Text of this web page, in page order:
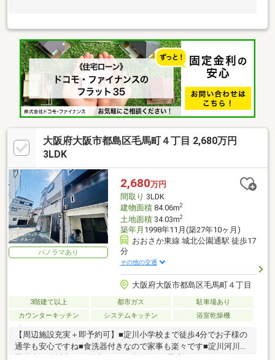
大阪府大阪市都島区毛馬町４丁目 2,680万円
3LDK
パノラマあり
2,680万円
間取り 3LDK
建物面積84.06m2
土地面積34.03m2
築年月 1998年11月(築27年10ヶ月)
おおさか東線 城北公園通駅 徒歩17
分
その他の交通
大阪府大阪市都島区毛馬町４丁目
3階建て以上 都市ガス
駐車場あり
カウンターキッチン
システムキッチン 浴室乾燥機
【周辺施設充実＋即予約可】■淀川小学校まで徒歩4分でお子様の
通学も安心ですね■食洗器付きなので家事も楽々です■淀川河川公